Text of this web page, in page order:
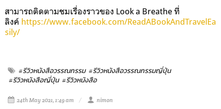
สามารถติดตามชมเรื่องราวของ Look a Breathe ที่
ลิงค์ https://www.facebook.com/ReadABookAndTravelEa
sily/
#รีวิวหนังสือวรรณกรรม #รีวิวหนังสือวรรณกรรมญี่ปุ่น
#รีวิวหนังสือญี่ปุ่น #รีวิวหนังสือ
24th May 2021, 1:49 am nimon